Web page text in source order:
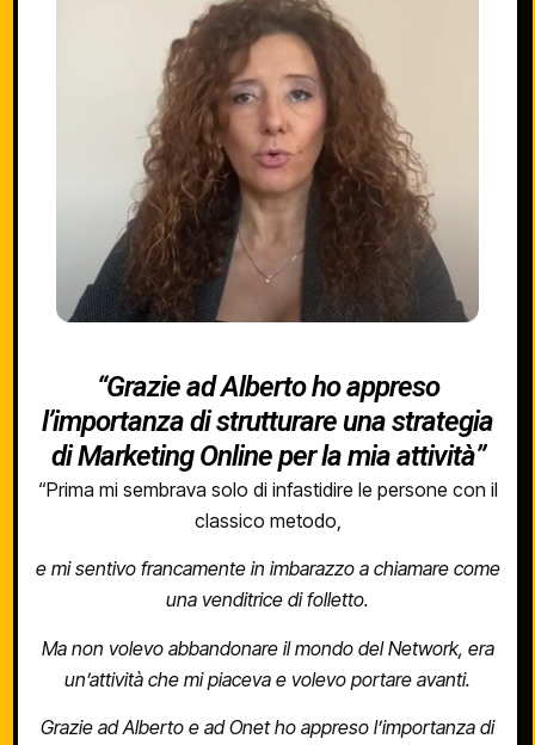
“Grazie ad Alberto ho appreso
l’importanza di strutturare una strategia
di Marketing Online per la mia attività”
“Prima mi sembrava solo di infastidire le persone con il
classico metodo,
e mi sentivo francamente in imbarazzo a chiamare come
una venditrice di folletto.
Ma non volevo abbandonare il mondo del Network, era
un’attività che mi piaceva e volevo portare avanti.
Grazie ad Alberto e ad Onet ho appreso l’importanza di